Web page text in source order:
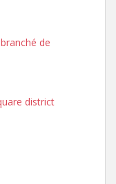
de
district